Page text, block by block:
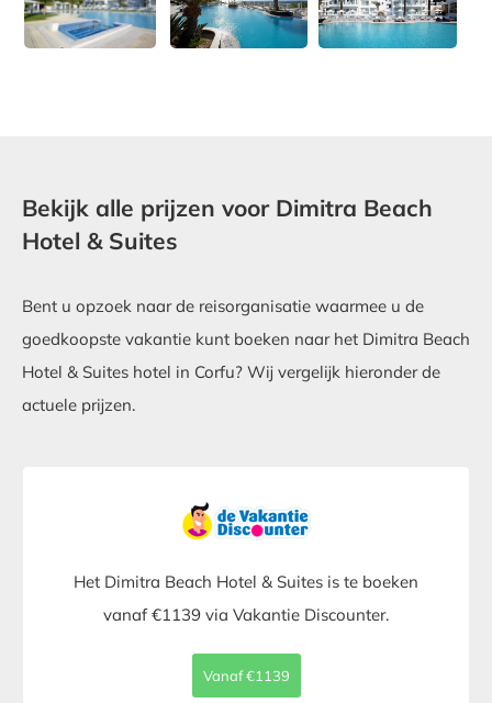
Bekijk alle prijzen voor Dimitra Beach
Hotel & Suites
Bent u opzoek naar de reisorganisatie waarmee u de
goedkoopste vakantie kunt boeken naar het Dimitra Beach
Hotel & Suites hotel in Corfu? Wij vergelijk hieronder de
actuele prijzen.
Het Dimitra Beach Hotel & Suites is te boeken
vanaf €1139 via Vakantie Discounter.
Vanaf €1139